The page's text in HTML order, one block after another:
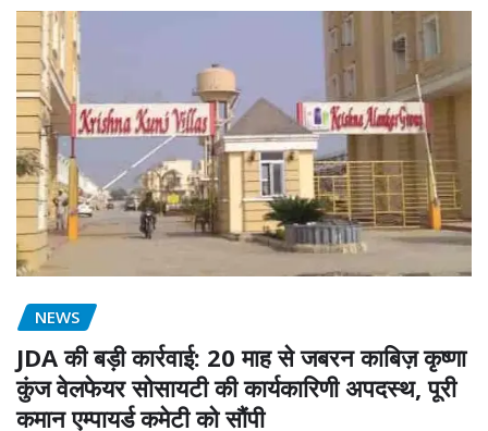
NEWS
JDA की बड़ी कार्रवाई: 20 माह से जबरन काबिज़ कृष्णा
कुंज वेलफेयर सोसायटी की कार्यकारिणी अपदस्थ, पूरी
कमान एम्पायर्ड कमेटी को सौंपी